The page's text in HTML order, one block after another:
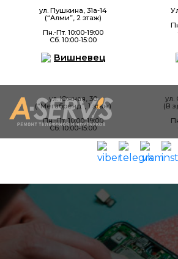
ул. Пушкина, 31а-14
(“Алми”, 2 этаж)
Пн.-Пт. 10:00-19:00
Сб. 10:00-15:00
Вишневец
ул. Южная, 30
(“Мегабренд”, 1 этаж)
Пн.-Пт. 10:00-19:00
Сб. 10:00-15:00
ул.
(В